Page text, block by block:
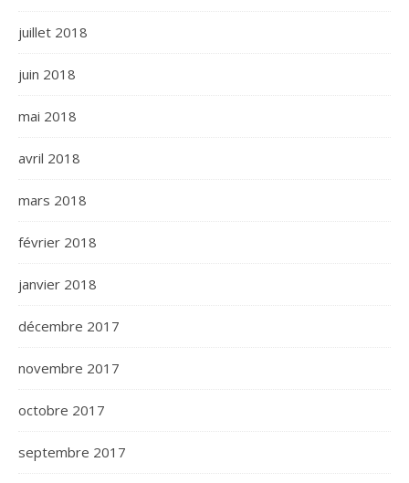
juillet 2018
juin 2018
mai 2018
avril 2018
mars 2018
février 2018
janvier 2018
décembre 2017
novembre 2017
octobre 2017
septembre 2017